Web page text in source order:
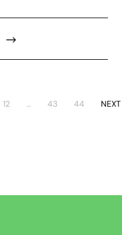
12 … 43 44 NEXT